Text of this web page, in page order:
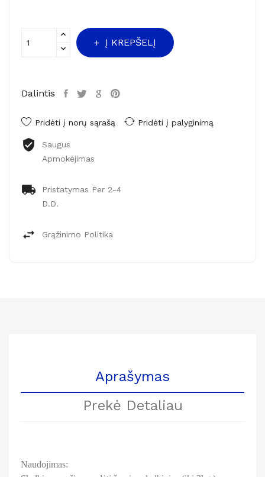
Į KREPŠELĮ
Dalintis
Pridėti į norų sąrašą Pridėti į palyginimą
Saugus
Apmokėjimas
Pristatymas Per 2-4
D.d.
Grąžinimo Politika
Aprašymas
Prekė Detaliau
Naudojimas: